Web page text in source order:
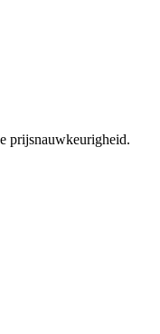
prijsnauwkeurigheid.